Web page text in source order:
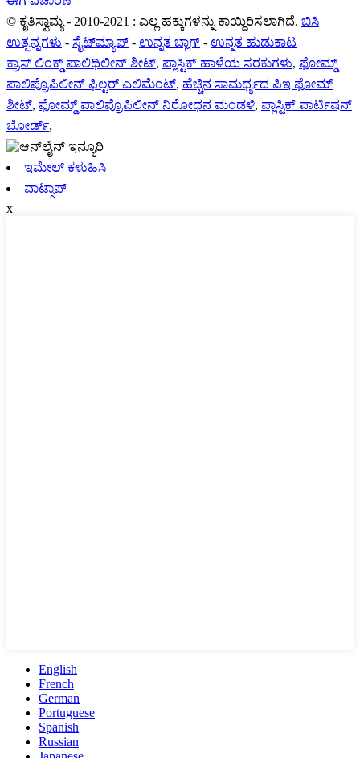
© ಕೃತಿಸ್ವಾಮ್ಯ - 2010-2021 : ಎಲ್ಲ ಹಕ್ಕುಗಳನ್ನು ಕಾಯ್ದಿರಿಸಲಾಗಿದೆ. ಬಿಸಿ
ಉತ್ಪನ್ನಗಳು - ಸೈಟ್‌ಮ್ಯಾಪ್ - ಉನ್ನತ ಬ್ಲಾಗ್ - ಉನ್ನತ ಹುಡುಕಾಟ
ಕ್ರಾಸ್ ಲಿಂಕ್ಡ್ ಪಾಲಿಥಿಲೀನ್ ಶೀಟ್, ಪ್ಲಾಸ್ಟಿಕ್ ಹಾಳೆಯ ಸರಕುಗಳು, ಫೋಮ್ಡ್
ಪಾಲಿಪ್ರೊಪಿಲೀನ್ ಫಿಲ್ಟರ್ ಎಲಿಮೆಂಟ್, ಹೆಚ್ಚಿನ ಸಾಮರ್ಥ್ಯದ ಪಿಇ ಫೋಮ್
ಶೀಟ್, ಫೋಮ್ಡ್ ಪಾಲಿಪ್ರೊಪಿಲೀನ್ ನಿರೋಧನ ಮಂಡಳಿ, ಪ್ಲಾಸ್ಟಿಕ್ ಪಾರ್ಟಿಷನ್
ಬೋರ್ಡ್,
ಇಮೇಲ್ ಕಳುಹಿಸಿ
ವಾಟ್ಸಾಪ್
x
English
French
German
Portuguese
Spanish
Russian